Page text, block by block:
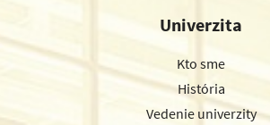
Univerzita
Kto sme
História
Vedenie univerzity